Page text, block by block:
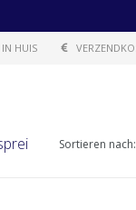
HUIS
Sortieren nach: